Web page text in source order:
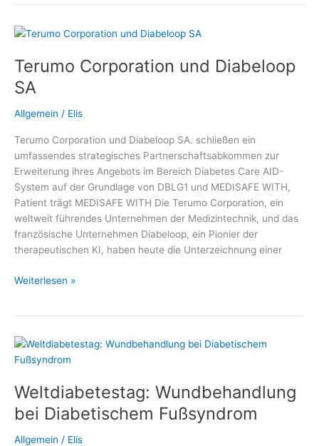
–
und
Gesundheit,
Fachmediziner
und
Terumo Corporation und Diabeloop
SA
Allgemein / Elis
Terumo Corporation und Diabeloop SA. schließen ein
umfassendes strategisches Partnerschaftsabkommen zur
Erweiterung ihres Angebots im Bereich Diabetes Care AID-
System auf der Grundlage von DBLG1 und MEDISAFE WITH,
Patient trägt MEDISAFE WITH Die Terumo Corporation, ein
weltweit führendes Unternehmen der Medizintechnik, und das
französische Unternehmen Diabeloop, ein Pionier der
therapeutischen KI, haben heute die Unterzeichnung einer
Terumo
SA
Weiterlesen »
Weltdiabetestag: Wundbehandlung
bei Diabetischem Fußsyndrom
Allgemein / Elis